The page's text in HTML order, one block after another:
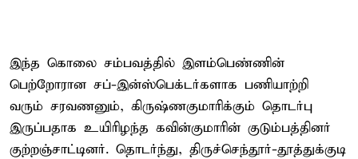
இந்த கொலை சம்பவத்தில் இளம்பெண்ணின்
பெற்றோரான சப்-இன்ஸ்பெக்டர்களாக பணியாற்றி
வரும் சரவணனும், கிருஷ்ணகுமாரிக்கும் தொடர்பு
இருப்பதாக உயிரிழந்த கவின்குமாரின் குடும்பத்தினர்
குற்றஞ்சாட்டினர். தொடர்ந்து, திருச்செந்தூர்-தூத்துக்குடி